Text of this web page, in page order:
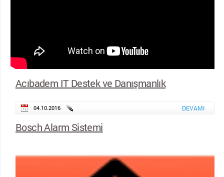
Acıbadem IT Destek ve Danışmanlık
04.10.2016 DEVAMI
Bosch Alarm Sistemi